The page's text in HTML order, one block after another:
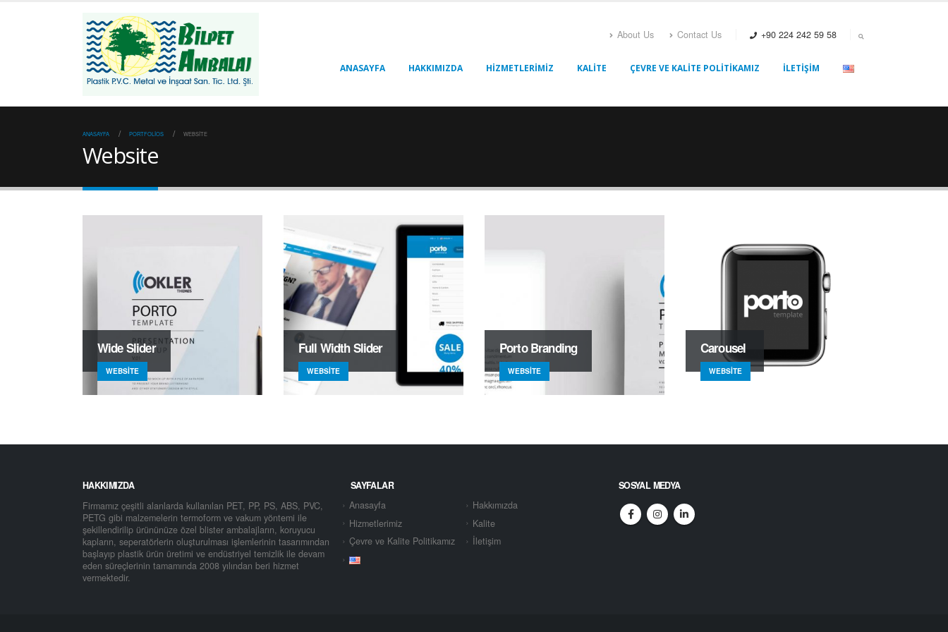
About Us Contact Us +90 224 242 59 58
ANASAYFA HAKKIMIZDA HIZMETLERIMIZ KALITE ÇEVRE VE KALITE POLITIKAMIZ İLETIŞIM
ANASAYFA PORTFOLIOS WEBSITE
Website
Wide Slider
WEBSITE
Full Width Slider
WEBSITE
Porto Branding
WEBSITE
Carousel
WEBSITE
HAKKIMIZDA
Firmamız çeşitli alanlarda kullanılan PET, PP, PS, ABS, PVC,
PETG gibi malzemelerin termoform ve vakum yöntemi ile
şekillendirilip ürününüze özel blister ambalajların, koruyucu
kapların, seperatörlerin oluşturulması işlemlerinin tasarımından
başlayıp plastik ürün üretimi ve endüstriyel temizlik ile devam
eden süreçlerinin tamamında 2008 yılından beri hizmet
vermektedir.
SAYFALAR
Anasayfa
Hakkımızda
Hizmetlerimiz
Kalite
Çevre ve Kalite Politikamız
İletişim
SOSYAL MEDYA